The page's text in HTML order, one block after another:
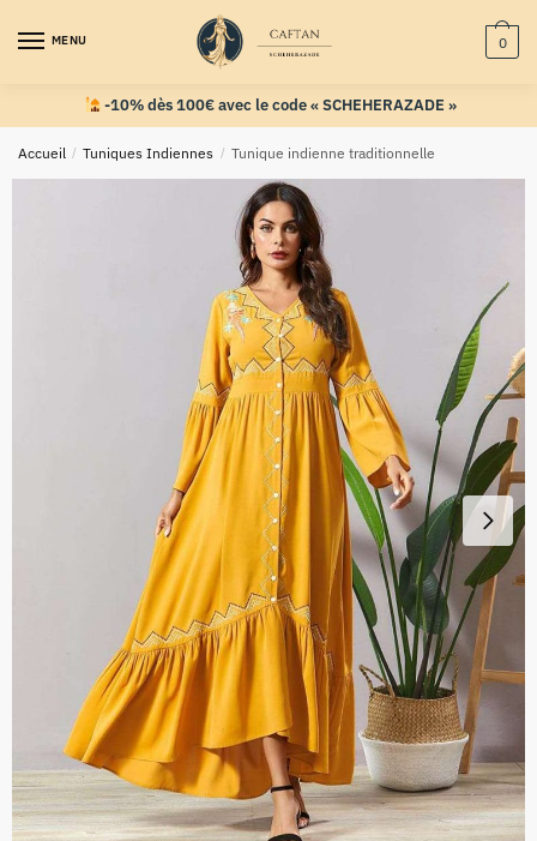
MENU 0
-10% dès 100€ avec le code « SCHEHERAZADE »
Accueil / Tuniques Indiennes / Tunique indienne traditionnelle